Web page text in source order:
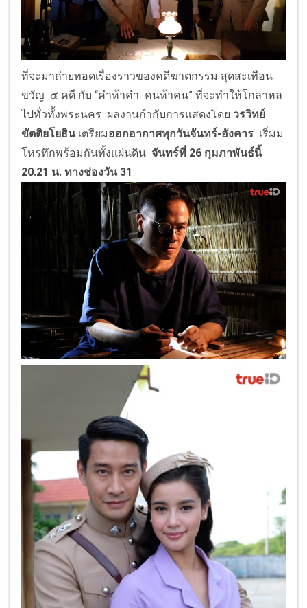
ที่จะมาถ่ายทอดเรื่องราวของคดีฆาตกรรม สุดสะเทือน
ขวัญ ๕ คดี กับ “คำห้าคำ คนห้าคน” ที่จะทำให้โกลาหล
ไปทั่วทั้งพระนคร ผลงานกำกับการแสดงโดย วรวิทย์
ขัตติยโยธินเตรียมออกอากาศทุกวันจันทร์-อังคาร เริ่มม
โหรทึกพร้อมกันทั้งแผ่นดิน จันทร์ที่ 26 กุมภาพันธ์นี้
20.21 น. ทางช่องวัน 31